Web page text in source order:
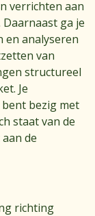
verrichten aan
ga je
en analyseren
van
structureel
Je
bezig met
staat van de
de
richting